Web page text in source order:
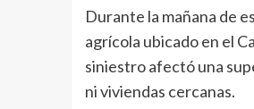
Durante la mañana de
agrícola ubicado en el
siniestro afectó una
ni viviendas cercanas.